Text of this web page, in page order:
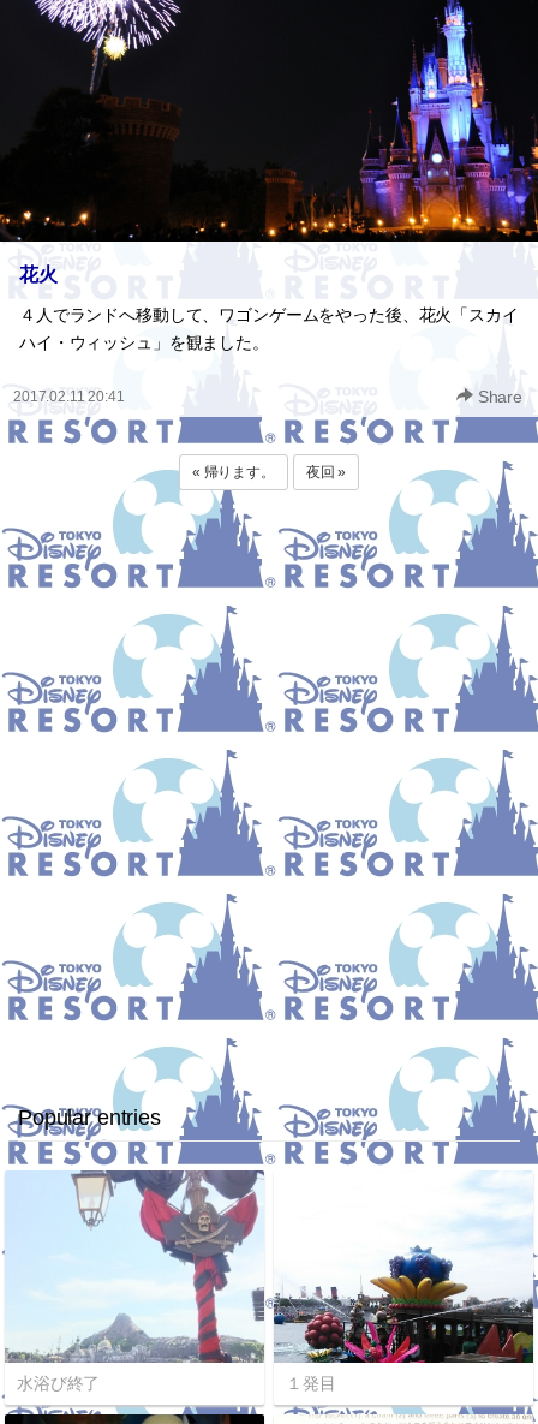
花火
４人でランドへ移動して、ワゴンゲームをやった後、花火「スカイ
ハイ・ウィッシュ」を観ました。
2017.02.11 20:41 Share
« 帰ります。 夜回 »
Popular entries
水浴び終了 １発目